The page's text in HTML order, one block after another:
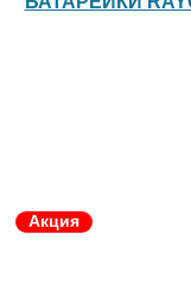
Акция